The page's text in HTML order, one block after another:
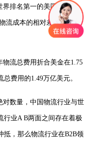
排名第一的美国7.2%的
流成本的相对差距高出了
流总费用折合美金在1.75
费用的1.49万亿美元。
数量，中国物流行业与世
行业A B两面之间存在着极
抵，那么物流行业在B2B领